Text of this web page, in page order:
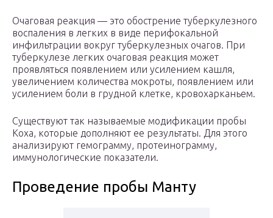
Очаговая реакция — это обострение туберкулезного
воспаления в легких в виде перифокальной
инфильтрации вокруг туберкулезных очагов. При
туберкулезе легких очаговая реакция может
проявляться появлением или усилением кашля,
увеличением количества мокроты, появлением или
усилением боли в грудной клетке, кровохарканьем.
Существуют так называемые модификации пробы
Коха, которые дополняют ее результаты. Для этого
анализируют гемограмму, протеинограмму,
иммунологические показатели.
Проведение пробы Манту